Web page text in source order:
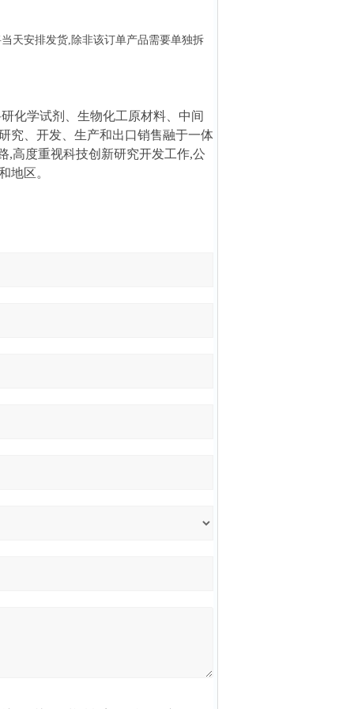
天安排发货,除非该订单产品需要单独拆
化学试剂、生物化工原材料、中间
究、开发、生产和出口销售融于一体
,高度重视科技创新研究开发工作,公
地区。